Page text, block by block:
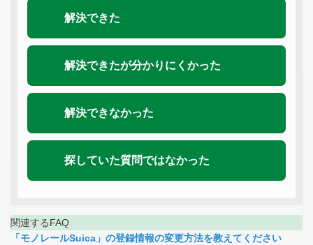
解決できた
解決できたが分かりにくかった
解決できなかった
探していた質問ではなかった
関連するFAQ
「モノレールSuica」の登録情報の変更方法を教えてください